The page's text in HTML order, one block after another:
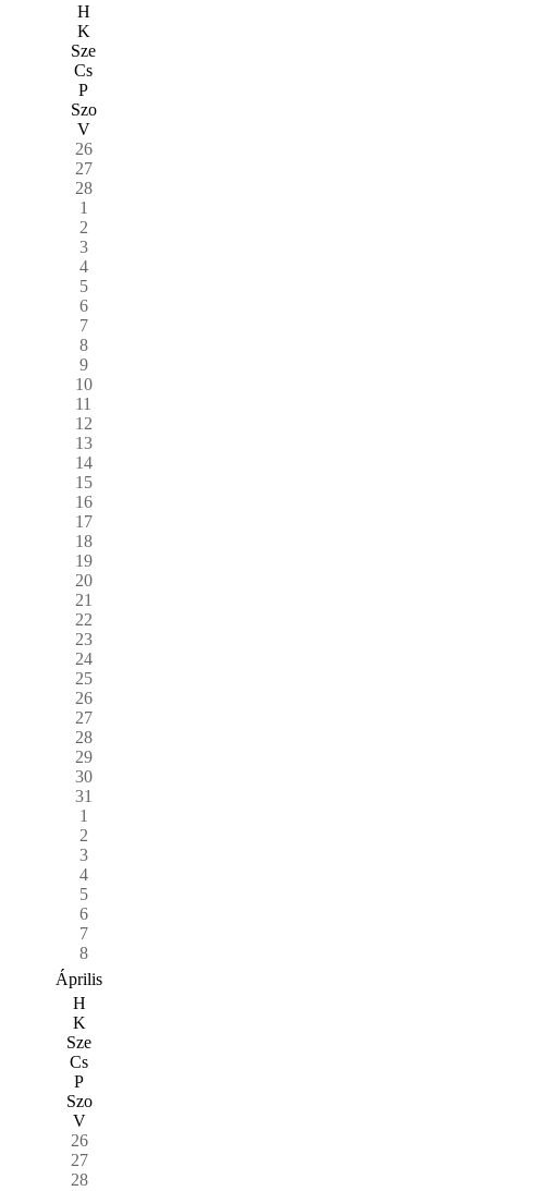
H
K
Sze
Cs
P
Szo
V
26
27
28
1
2
3
4
5
6
7
8
9
10
11
12
13
14
15
16
17
18
19
20
21
22
23
24
25
26
27
28
29
30
31
1
2
3
4
5
6
7
8
Április
H
K
Sze
Cs
P
Szo
V
26
27
28